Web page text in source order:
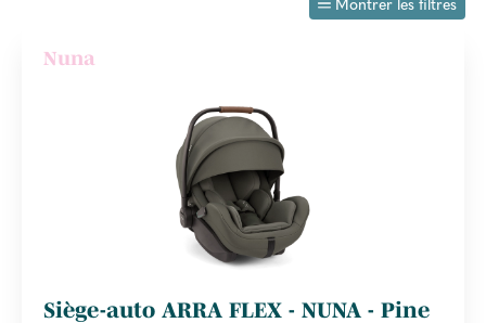
Nuna
Siège-auto ARRA FLEX - NUNA - Pine